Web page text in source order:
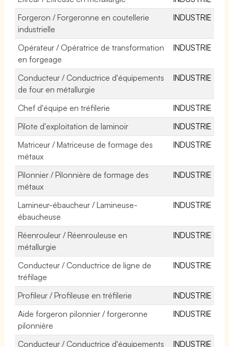
Forgeron / Forgeronne en coutellerie
industrielle
INDUSTRIE
Opérateur / Opératrice de transformation
en forgeage
INDUSTRIE
Conducteur / Conductrice d'équipements
de four en métallurgie
INDUSTRIE
Chef d'équipe en tréfilerie
INDUSTRIE
Pilote d'exploitation de laminoir
INDUSTRIE
Matriceur / Matriceuse de formage des
métaux
INDUSTRIE
Pilonnier / Pilonnière de formage des
métaux
INDUSTRIE
Lamineur-ébaucheur / Lamineuse-
ébaucheuse
INDUSTRIE
Réenrouleur / Réenrouleuse en
métallurgie
INDUSTRIE
Conducteur / Conductrice de ligne de
tréfilage
INDUSTRIE
Profileur / Profileuse en tréfilerie
INDUSTRIE
Aide forgeron pilonnier / forgeronne
pilonnière
INDUSTRIE
Conducteur / Conductrice d'équipements
INDUSTRIE